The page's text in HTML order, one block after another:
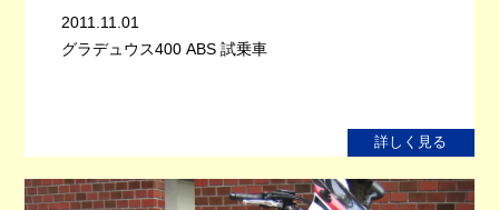
2011.11.01
グラデュウス400 ABS 試乗車
詳しく見る